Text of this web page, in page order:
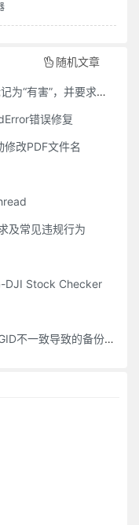
随机文章
”，并要求用户删除它们
错误修复
改PDF文件名
及常见违规行为
-DJI Stock Checker
致导致的备份权限问题